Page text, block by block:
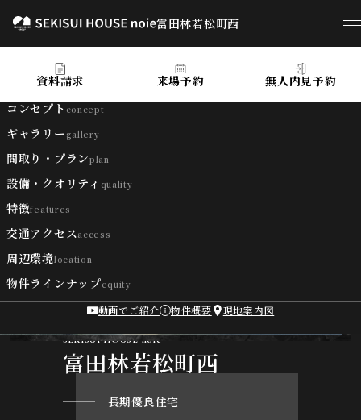
富田林若松町西
富田林若松町西
資料請求 来場予約
無人内見予約
コンセプト concept
ギャラリー gallery
間取り・プランplan
設備・クオリティ quality
特徴features
交通アクセスaccess
周辺環境location
物件ラインナップequity
動画でご紹介 物件概要 現地案内図
SEKISUI HOUSE noie
富田林若松町西
長期優良住宅